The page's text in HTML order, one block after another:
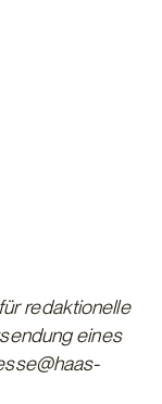
redaktionelle
eines